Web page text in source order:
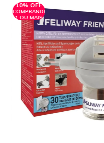
10% OFF
COMPRANDO
1 OU MAIS